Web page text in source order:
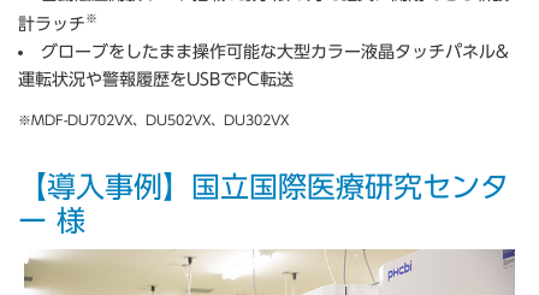
計ラッチ ※
グローブをしたまま操作可能な大型カラー液晶タッチパネル&
運転状況や警報履歴をUSBでPC転送
※MDF-DU702VX、DU502VX、DU302VX
【導入事例】国立国際医療研究センタ
ー 様